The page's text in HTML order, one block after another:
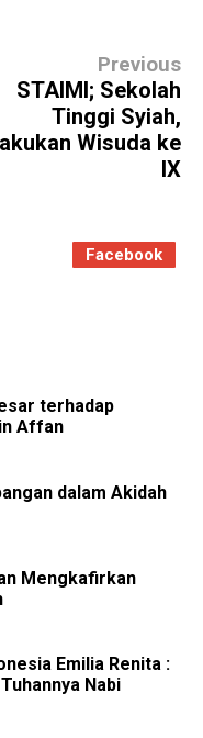
Previous
STAIMI; Sekolah
Tinggi Syiah,
Wisuda ke
IX
Facebook
terhadap
Affan
dalam Akidah
Mengkafirkan
Emilia Renita :
Nabi